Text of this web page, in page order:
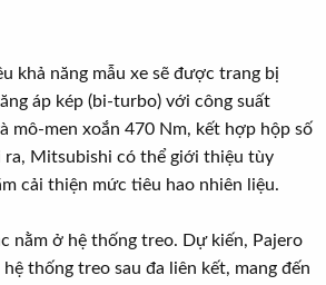
khả năng mẫu xe sẽ được trang bị
áp kép (bi-turbo) với công suất
mô-men xoắn 470 Nm, kết hợp hộp số
ra, Mitsubishi có thể giới thiệu tùy
cải thiện mức tiêu hao nhiên liệu.
nằm ở hệ thống treo. Dự kiến, Pajero
thống treo sau đa liên kết, mang đến